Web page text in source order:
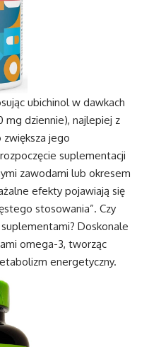
ubichinol w dawkach
mg dziennie), najlepiej z
zwiększa jego
suplementacji
zawodami lub okresem
efekty pojawiają się
stosowania”. Czy
suplementami? Doskonale
omega-3, tworząc
energetyczny.